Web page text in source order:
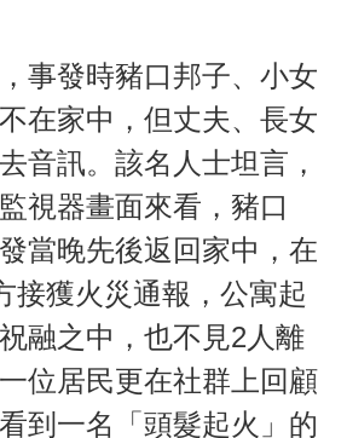
事發時豬口邦子、小女
在家中，但丈夫、長女
音訊。該名人士坦言，
視器畫面來看，豬口
當晚先後返回家中，在
接獲火災通報，公寓起
融之中，也不見2人離
位居民更在社群上回顧
到一名「頭髮起火」的